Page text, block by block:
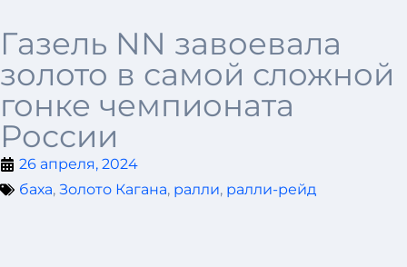
Газель NN завоевала
золото в самой сложной
гонке чемпионата
России
26 апреля, 2024
баха, Золото Кагана, ралли, ралли-рейд